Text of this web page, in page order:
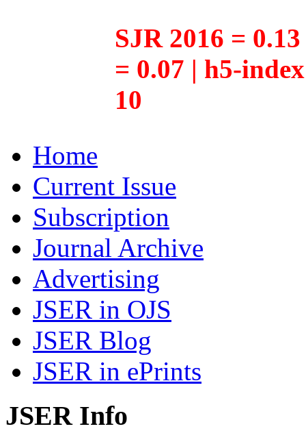
SJR 2016 =
= 0.07 | h5-
10
Home
Current Issue
Subscription
Journal Archive
Advertising
JSER in OJS
JSER Blog
JSER in ePrints
JSER Info